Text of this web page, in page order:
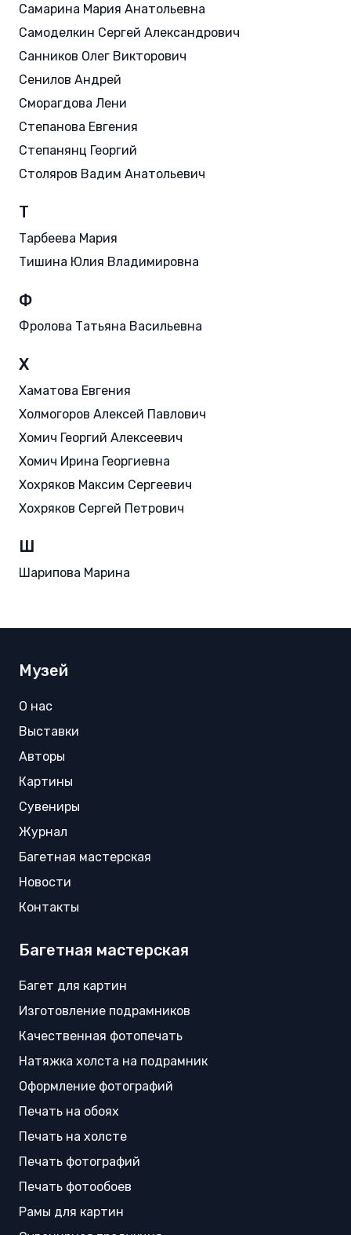
Самарина Мария Анатольевна
Самоделкин Сергей Александрович
Санников Олег Викторович
Сенилов Андрей
Сморагдова Лени
Степанова Евгения
Степанянц Георгий
Столяров Вадим Анатольевич
Т
Тарбеева Мария
Тишина Юлия Владимировна
Ф
Фролова Татьяна Васильевна
Х
Хаматова Евгения
Холмогоров Алексей Павлович
Хомич Георгий Алексеевич
Хомич Ирина Георгиевна
Хохряков Максим Сергеевич
Хохряков Сергей Петрович
Ш
Шарипова Марина
Музей
О нас
Выставки
Авторы
Картины
Сувениры
Журнал
Багетная мастерская
Новости
Контакты
Багетная мастерская
Багет для картин
Изготовление подрамников
Качественная фотопечать
Натяжка холста на подрамник
Оформление фотографий
Печать на обоях
Печать на холсте
Печать фотографий
Печать фотообоев
Рамы для картин